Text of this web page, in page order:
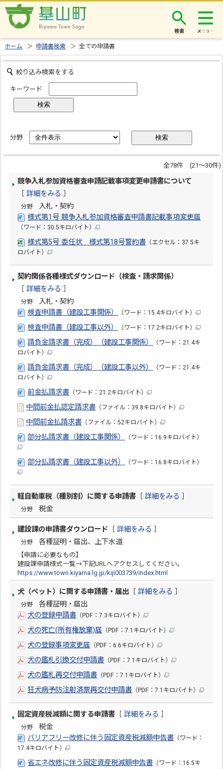
検索
ホーム ＞ 申請書検索 ＞ 全ての申請書
絞り込み検索をする
キーワード
分野
全78件 (21～30件)
競争入札参加資格審査申請記載事項変更申請書について
［詳細をみる
分野
入札・契約
様式第1号 競争入札参加資格審査申請書記載事項変更届
（ワード：30.5キロバイト）
様式第5号 委任状 様式第18号誓約書 （エクセル：37.5キ
ロバイト）
契約関係各種様式ダウンロード（検査・請求関係）
［詳細をみる
分野
入札・契約
検査申請書（建設工事関係）
（ワード：15.4キロバイト）
検査申請書（建設工事以外） （ワード：17.2キロバイト）
請負金請求書（完成）（建設工事関係）
（ワード：21.4キ
ロバイト）
請負金請求書（完成）（建設工事以外）
（ワード：21.4キ
ロバイト）
前金払請求書 （ワード：21.2キロバイト）
中間前金払認定請求書 （ファイル：39.8キロバイト）
中間前金払請求書 （ファイル：52キロバイト）
部分払請求書（建設工事関係） （ワード：16.9キロバイト）
部分払請求書（建設工事以外） （ワード：16.8キロバイト）
軽自動車税（種別割）に関する申請書 ［詳細をみる
分野 税金
建設課の申請書ダウンロード ［詳細をみる
分野 各種証明・届出、上下水道
【申請に必要なもの】
建設課申請様式一覧→下記URLへアクセスしてください。
https://www.town.kiyama.lg.jp/kiji003739/index.html
犬（ペット）に関する申請書・届出 ［詳細をみる
分野
各種証明・届出
犬の登録申請書 （PDF：7.3キロバイト）
犬の死亡(所有権放棄)届 （PDF：7.1キロバイト）
犬の登録事項変更届 （PDF：6.6キロバイト）
犬の鑑札引換交付申請書 （PDF：7.1キロバイト）
犬の鑑札再交付申請書 （PDF：7.1キロバイト）
狂犬病予防注射済票再交付申請書 （PDF：7.1キロバイト）
固定資産税減額に関する申請書 ［詳細をみる
分野
税金
バリアフリー改修に伴う固定資産税減額申告書 （ワード：
17.4キロバイト）
省エネ改修に伴う固定資産税減額申告書 （ワード：16.5キ